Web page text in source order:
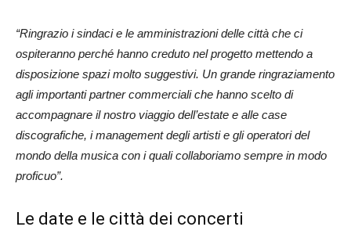
“Ringrazio i sindaci e le amministrazioni delle città che ci
ospiteranno perché hanno creduto nel progetto mettendo a
disposizione spazi molto suggestivi. Un grande ringraziamento
agli importanti partner commerciali che hanno scelto di
accompagnare il nostro viaggio dell’estate e alle case
discografiche, i management degli artisti e gli operatori del
mondo della musica con i quali collaboriamo sempre in modo
proficuo”.
Le date e le città dei concerti